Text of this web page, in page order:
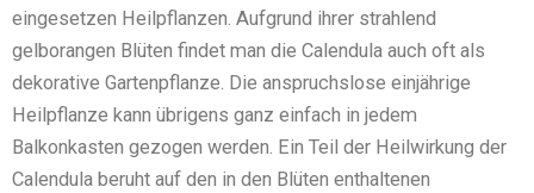
eingesetzen Heilpflanzen. Aufgrund ihrer strahlend
gelborangen Blüten findet man die Calendula auch oft als
dekorative Gartenpflanze. Die anspruchslose einjährige
Heilpflanze kann übrigens ganz einfach in jedem
Balkonkasten gezogen werden. Ein Teil der Heilwirkung der
Calendula beruht auf den in den Blüten enthaltenen